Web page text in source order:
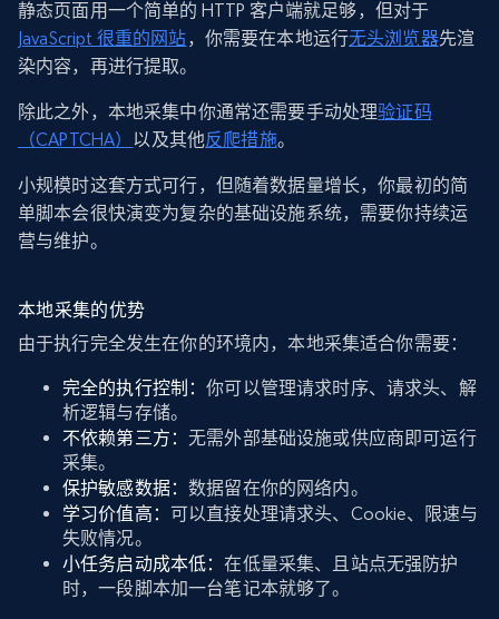
静态页面用一个简单的 HTTP 客户端就足够，但对于
JavaScript 很重的网站，你需要在本地运行无头浏览器先渲
染内容，再进行提取。
除此之外，本地采集中你通常还需要手动处理验证码
（CAPTCHA） 以及其他反爬措施。
小规模时这套方式可行，但随着数据量增长，你最初的简
单脚本会很快演变为复杂的基础设施系统，需要你持续运
营与维护。
本地采集的优势
由于执行完全发生在你的环境内，本地采集适合你需要：
完全的执行控制：你可以管理请求时序、请求头、解
析逻辑与存储。
不依赖第三方：无需外部基础设施或供应商即可运行
采集。
保护敏感数据：数据留在你的网络内。
学习价值高： 可以直接处理请求头、Cookie、限速与
失败情况。
小任务启动成本低：在低量采集、且站点无强防护
时，一段脚本加一台笔记本就够了。